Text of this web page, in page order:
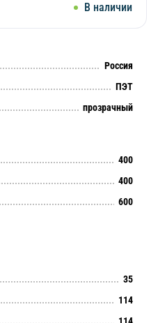
В наличии
Россия
ПЭТ
прозрачный
400
400
600
35
114